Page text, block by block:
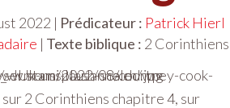
2022 | Prédicateur : Patrick Hierl
| Texte biblique : 2 Corinthiens
2 Corinthiens chapitre 4, sur